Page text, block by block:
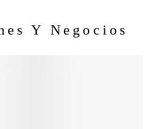
Y Negocios